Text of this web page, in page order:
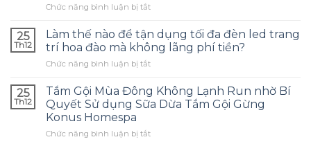
phù
và
tránh
những
sai
thường
gặp?
tràm
con
đây
là
tôi
ước
sớm
Chức năng bình luận bị tắtở
thế
nào
để
tạo
một
bông
lồ
25
Th12
Làm thế nào để tận dụng tối đa đèn led trang
trí hoa đào mà không lãng phí tiền?
Chức năng bình luận bị tắtở
thế
nào
để
dụng
25
Th12
Tắm Gội Mùa Đông Không Lạnh Run nhờ Bí
Quyết Sử dụng Sữa Dừa Tắm Gội Gừng
Konus Homespa
Chức năng bình luận bị tắtở